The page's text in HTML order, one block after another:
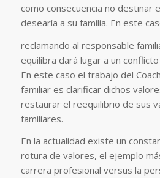
como consecuencia no destinar
desearía a su familia. En este
reclamando al responsable
equilibra dará lugar a un
En este caso el trabajo del
familiar es clarificar dichos
restaurar el reequilibrio de sus
familiares.
En la actualidad existe un
rotura de valores, el ejemplo
carrera profesional versus la